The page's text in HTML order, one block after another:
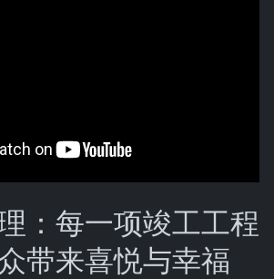
：每一项竣工工程
带来喜悦与幸福